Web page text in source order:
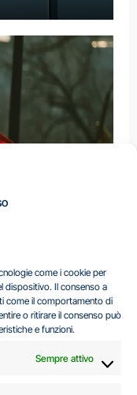
come i cookie per
dispositivo. Il consenso a
come il comportamento di
o ritirare il consenso può
e funzioni.
Sempre attivo
i diritti riservati